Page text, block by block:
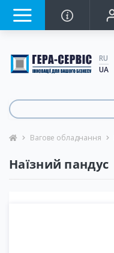
RU
UA
Вагове обладнання
Наїзний пандус